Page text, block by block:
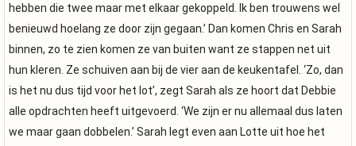
hebben die twee maar met elkaar gekoppeld. Ik ben trouwens wel
benieuwd hoelang ze door zijn gegaan.’ Dan komen Chris en Sarah
binnen, zo te zien komen ze van buiten want ze stappen net uit
hun kleren. Ze schuiven aan bij de vier aan de keukentafel. ‘Zo, dan
is het nu dus tijd voor het lot’, zegt Sarah als ze hoort dat Debbie
alle opdrachten heeft uitgevoerd. ‘We zijn er nu allemaal dus laten
we maar gaan dobbelen.’ Sarah legt even aan Lotte uit hoe het